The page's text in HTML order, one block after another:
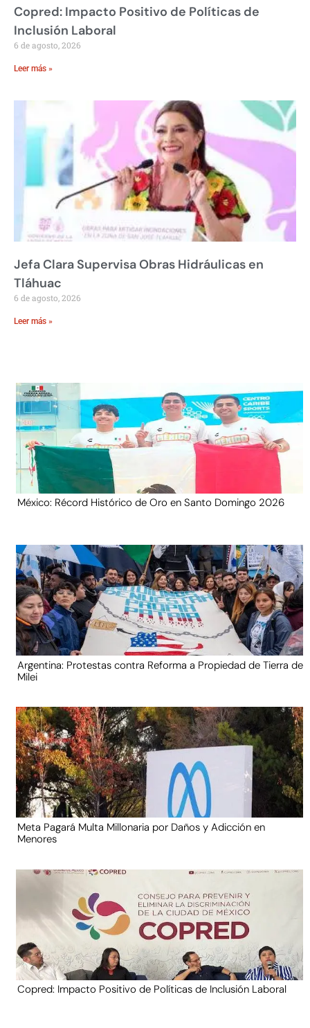
Copred: Impacto Positivo de Políticas de
Inclusión Laboral
6 de agosto, 2026
Leer más »
Jefa Clara Supervisa Obras Hidráulicas en
Tláhuac
6 de agosto, 2026
Leer más »
México: Récord Histórico de Oro en Santo Domingo 2026
Argentina: Protestas contra Reforma a Propiedad de Tierra de
Milei
Meta Pagará Multa Millonaria por Daños y Adicción en
Menores
Copred: Impacto Positivo de Políticas de Inclusión Laboral